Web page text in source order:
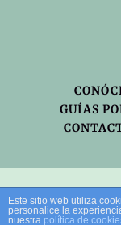
GUÍAS
LA VIDA
Este sitio web utiliza
personalice la
nuestra política de